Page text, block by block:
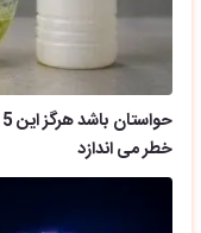
خطر می اندازد